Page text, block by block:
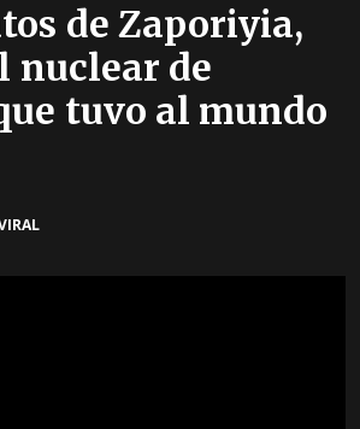
de Zaporiyia,
nuclear de
tuvo al mundo